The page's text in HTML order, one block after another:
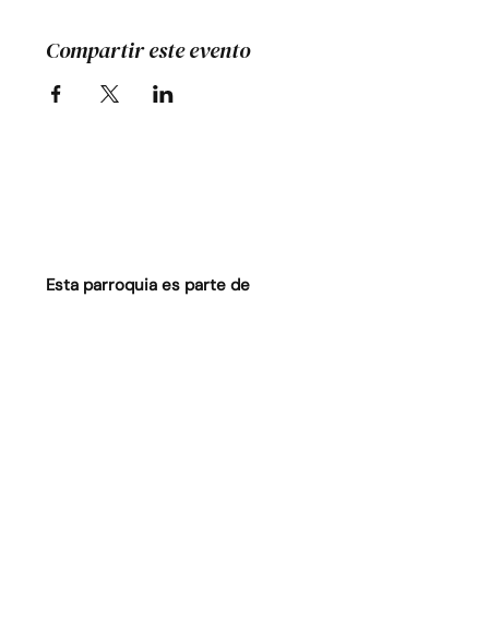
Compartir este evento
Esta parroquia es parte de